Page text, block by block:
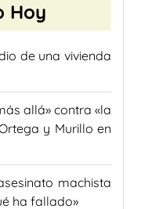
Hoy
de una vivienda
allá» contra «la
y Murillo en
machista
ha fallado»